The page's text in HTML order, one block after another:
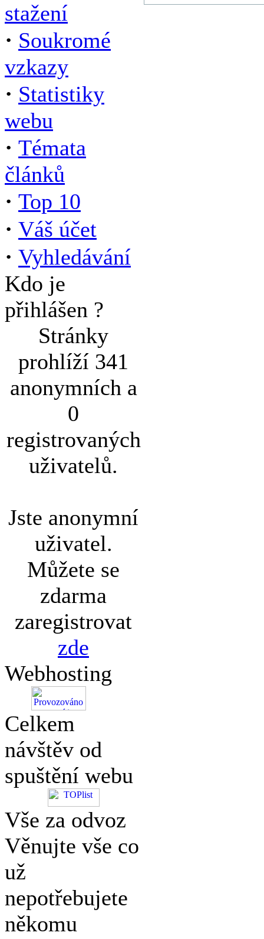
stažení
· Soukromé
vzkazy
· Statistiky
webu
· Témata
článků
· Top 10
· Váš účet
· Vyhledávání
Kdo je
přihlášen ?
Stránky
prohlíží 341
anonymních a
0
registrovaných
uživatelů.
Jste anonymní
uživatel.
Můžete se
zdarma
zaregistrovat
zde
Webhosting
Celkem
návštěv od
spuštění webu
Vše za odvoz
Věnujte vše co
už
nepotřebujete
někomu